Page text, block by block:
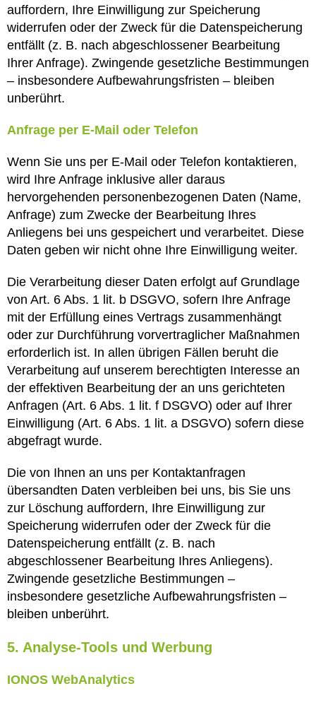
auffordern, Ihre Einwilligung zur Speicherung
widerrufen oder der Zweck für die Datenspeicherung
entfällt (z. B. nach abgeschlossener Bearbeitung
Ihrer Anfrage). Zwingende gesetzliche Bestimmungen
– insbesondere Aufbewahrungsfristen – bleiben
unberührt.
Anfrage per E-Mail oder Telefon
Wenn Sie uns per E-Mail oder Telefon kontaktieren,
wird Ihre Anfrage inklusive aller daraus
hervorgehenden personenbezogenen Daten (Name,
Anfrage) zum Zwecke der Bearbeitung Ihres
Anliegens bei uns gespeichert und verarbeitet. Diese
Daten geben wir nicht ohne Ihre Einwilligung weiter.
Die Verarbeitung dieser Daten erfolgt auf Grundlage
von Art. 6 Abs. 1 lit. b DSGVO, sofern Ihre Anfrage
mit der Erfüllung eines Vertrags zusammenhängt
oder zur Durchführung vorvertraglicher Maßnahmen
erforderlich ist. In allen übrigen Fällen beruht die
Verarbeitung auf unserem berechtigten Interesse an
der effektiven Bearbeitung der an uns gerichteten
Anfragen (Art. 6 Abs. 1 lit. f DSGVO) oder auf Ihrer
Einwilligung (Art. 6 Abs. 1 lit. a DSGVO) sofern diese
abgefragt wurde.
Die von Ihnen an uns per Kontaktanfragen
übersandten Daten verbleiben bei uns, bis Sie uns
zur Löschung auffordern, Ihre Einwilligung zur
Speicherung widerrufen oder der Zweck für die
Datenspeicherung entfällt (z. B. nach
abgeschlossener Bearbeitung Ihres Anliegens).
Zwingende gesetzliche Bestimmungen –
insbesondere gesetzliche Aufbewahrungsfristen –
bleiben unberührt.
5. Analyse-Tools und Werbung
IONOS WebAnalytics